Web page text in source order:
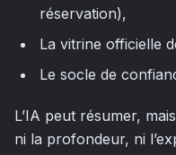
réservation),
La vitrine officielle
Le socle de
L’IA peut résumer,
ni la profondeur, ni